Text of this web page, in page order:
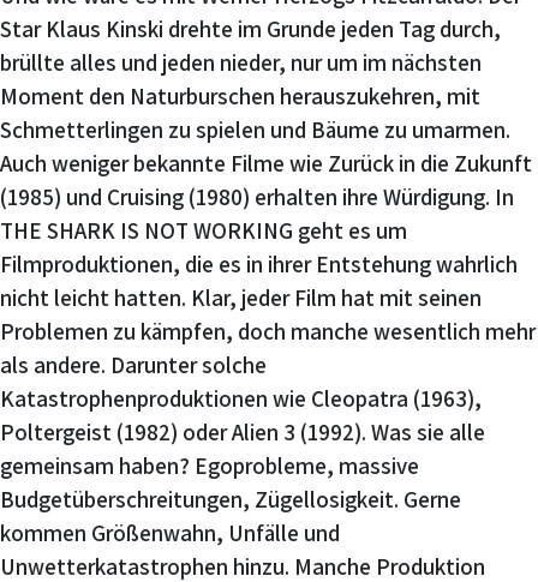
Star Klaus Kinski drehte im Grunde jeden Tag durch,
brüllte alles und jeden nieder, nur um im nächsten
Moment den Naturburschen herauszukehren, mit
Schmetterlingen zu spielen und Bäume zu umarmen.
Auch weniger bekannte Filme wie Zurück in die Zukunft
(1985) und Cruising (1980) erhalten ihre Würdigung. In
THE SHARK IS NOT WORKING geht es um
Filmproduktionen, die es in ihrer Entstehung wahrlich
nicht leicht hatten. Klar, jeder Film hat mit seinen
Problemen zu kämpfen, doch manche wesentlich mehr
als andere. Darunter solche
Katastrophenproduktionen wie Cleopatra (1963),
Poltergeist (1982) oder Alien 3 (1992). Was sie alle
gemeinsam haben? Egoprobleme, massive
Budgetüberschreitungen, Zügellosigkeit. Gerne
kommen Größenwahn, Unfälle und
Unwetterkatastrophen hinzu. Manche Produktion